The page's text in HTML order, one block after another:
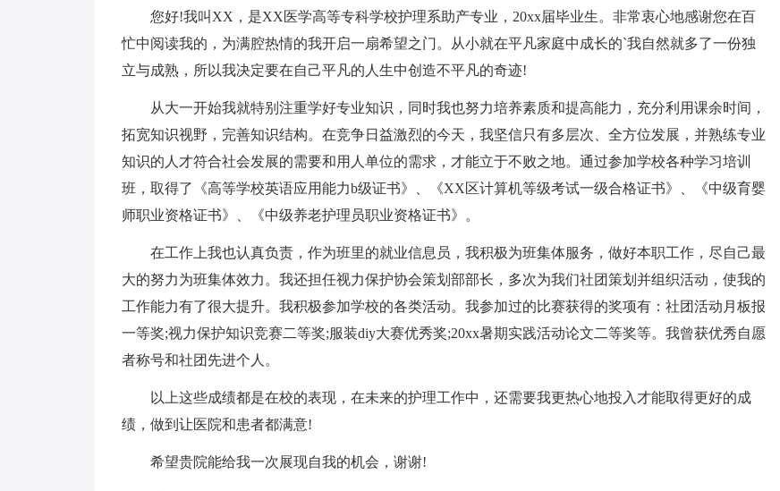
您好!我叫XX，是XX医学高等专科学校护理系助产专业，20xx届毕业生。非常衷心地感谢您在百
忙中阅读我的，为满腔热情的我开启一扇希望之门。从小就在平凡家庭中成长的`我自然就多了一份独
立与成熟，所以我决定要在自己平凡的人生中创造不平凡的奇迹!
从大一开始我就特别注重学好专业知识，同时我也努力培养素质和提高能力，充分利用课余时间，
拓宽知识视野，完善知识结构。在竞争日益激烈的今天，我坚信只有多层次、全方位发展，并熟练专业
知识的人才符合社会发展的需要和用人单位的需求，才能立于不败之地。通过参加学校各种学习培训
班，取得了《高等学校英语应用能力b级证书》、《XX区计算机等级考试一级合格证书》、《中级育婴
师职业资格证书》、《中级养老护理员职业资格证书》。
在工作上我也认真负责，作为班里的就业信息员，我积极为班集体服务，做好本职工作，尽自己最
大的努力为班集体效力。我还担任视力保护协会策划部部长，多次为我们社团策划并组织活动，使我的
工作能力有了很大提升。我积极参加学校的各类活动。我参加过的比赛获得的奖项有：社团活动月板报
一等奖;视力保护知识竞赛二等奖;服装diy大赛优秀奖;20xx暑期实践活动论文二等奖等。我曾获优秀自愿
者称号和社团先进个人。
以上这些成绩都是在校的表现，在未来的护理工作中，还需要我更热心地投入才能取得更好的成
绩，做到让医院和患者都满意!
希望贵院能给我一次展现自我的机会，谢谢!